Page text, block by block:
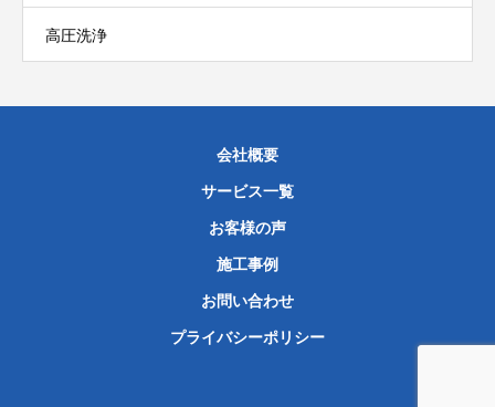
高圧洗浄
会社概要
サービス一覧
お客様の声
施工事例
お問い合わせ
プライバシーポリシー